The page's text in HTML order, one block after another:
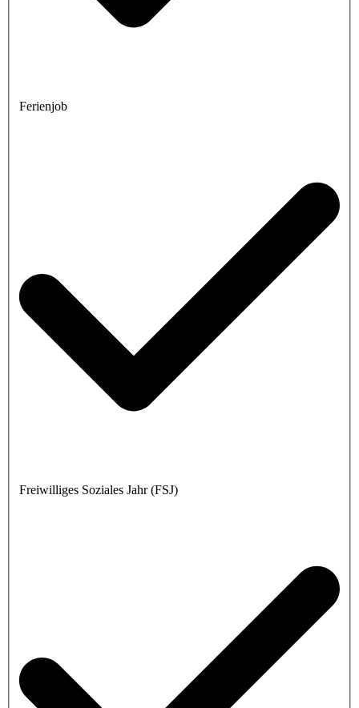
Ferienjob
Freiwilliges Soziales Jahr (FSJ)